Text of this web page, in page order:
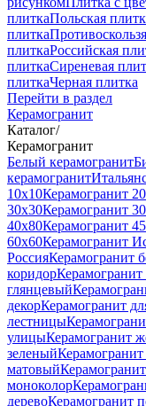
плиткаПольская
плитка
плиткаРоссийская
плиткаСиреневая
плиткаЧерная плитка
Перейти в раздел
Керамогранит
Каталог/
Керамогранит
Белый керамогранит
керамогранит
10x10Керамогранит
30x30Керамогранит
40x80Керамогранит
60x60Керамогранит
РоссияКерамогранит
коридорКерамогранит
глянцевый
декорКерамогранит
лестницы
улицыКерамогранит
зеленый
матовый
моноколор
деревоКерамогранит